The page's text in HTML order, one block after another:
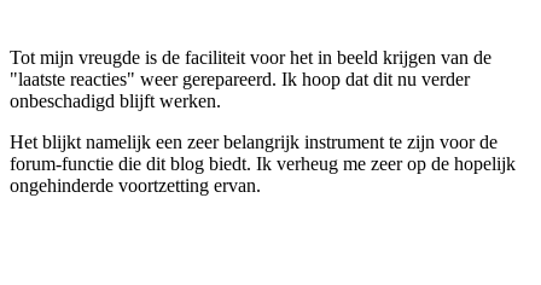
Tot mijn vreugde is de faciliteit voor het in beeld krijgen van de
"laatste reacties" weer gerepareerd. Ik hoop dat dit nu verder
onbeschadigd blijft werken.
Het blijkt namelijk een zeer belangrijk instrument te zijn voor de
forum-functie die dit blog biedt. Ik verheug me zeer op de hopelijk
ongehinderde voortzetting ervan.